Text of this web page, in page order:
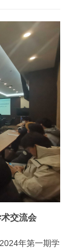
交流会
年第一期学